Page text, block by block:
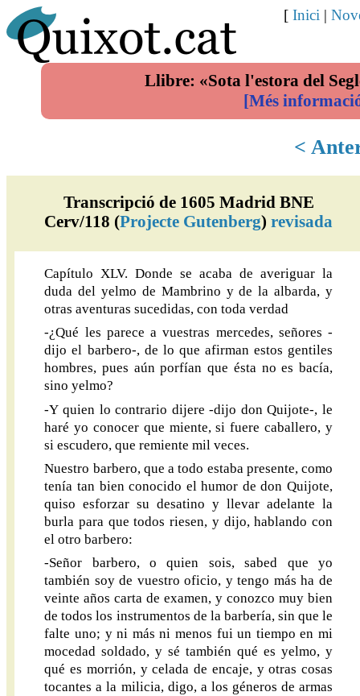
Llibre: «Sota l'estora del
[Més
[ Inici |
<
Transcripció de 1605 Madrid BNE
Cerv/118 (Projecte Gutenberg)revisada
Capítulo XLV. Donde se acaba de averiguar la
duda del yelmo de Mambrino y de la albarda, y
otras aventuras sucedidas, con toda verdad
-¿Qué les parece a vuestras mercedes, señores -
dijo el barbero-, de lo que afirman estos gentiles
hombres, pues aún porfían que ésta no es bacía,
sino yelmo?
-Y quien lo contrario dijere -dijo don Quijote-, le
haré yo conocer que miente, si fuere caballero, y
si escudero, que remiente mil veces.
Nuestro barbero, que a todo estaba presente, como
tenía tan bien conocido el humor de don Quijote,
quiso esforzar su desatino y llevar adelante la
burla para que todos riesen, y dijo, hablando con
el otro barbero:
-Señor barbero, o quien sois, sabed que yo
también soy de vuestro oficio, y tengo más ha de
veinte años carta de examen, y conozco muy bien
de todos los instrumentos de la barbería, sin que le
falte uno; y ni más ni menos fui un tiempo en mi
mocedad soldado, y sé también qué es yelmo, y
qué es morrión, y celada de encaje, y otras cosas
tocantes a la milicia, digo, a los géneros de armas